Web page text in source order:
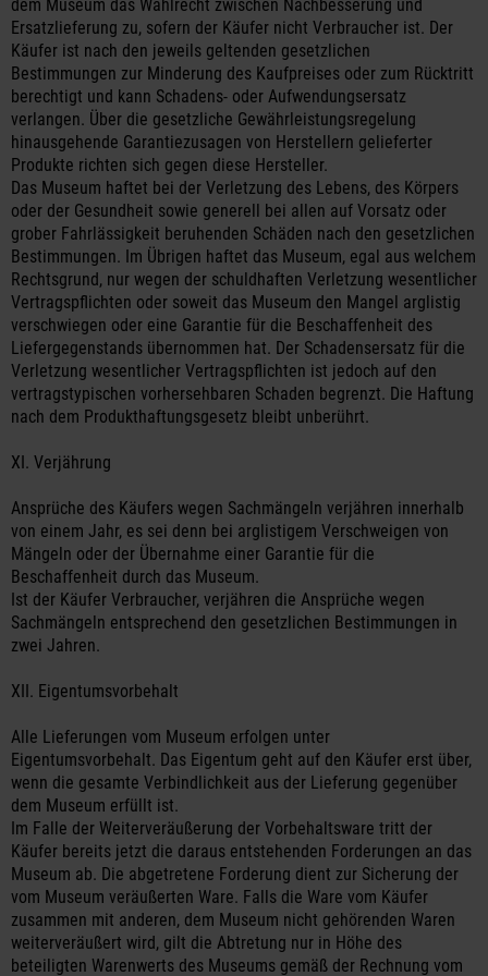
dem Museum das Wahlrecht zwischen Nachbesserung und
Ersatzlieferung zu, sofern der Käufer nicht Verbraucher ist. Der
Käufer ist nach den jeweils geltenden gesetzlichen
Bestimmungen zur Minderung des Kaufpreises oder zum Rücktritt
berechtigt und kann Schadens- oder Aufwendungsersatz
verlangen. Über die gesetzliche Gewährleistungsregelung
hinausgehende Garantiezusagen von Herstellern gelieferter
Produkte richten sich gegen diese Hersteller.
Das Museum haftet bei der Verletzung des Lebens, des Körpers
oder der Gesundheit sowie generell bei allen auf Vorsatz oder
grober Fahrlässigkeit beruhenden Schäden nach den gesetzlichen
Bestimmungen. Im Übrigen haftet das Museum, egal aus welchem
Rechtsgrund, nur wegen der schuldhaften Verletzung wesentlicher
Vertragspflichten oder soweit das Museum den Mangel arglistig
verschwiegen oder eine Garantie für die Beschaffenheit des
Liefergegenstands übernommen hat. Der Schadensersatz für die
Verletzung wesentlicher Vertragspflichten ist jedoch auf den
vertragstypischen vorhersehbaren Schaden begrenzt. Die Haftung
nach dem Produkthaftungsgesetz bleibt unberührt.
XI. Verjährung
Ansprüche des Käufers wegen Sachmängeln verjähren innerhalb
von einem Jahr, es sei denn bei arglistigem Verschweigen von
Mängeln oder der Übernahme einer Garantie für die
Beschaffenheit durch das Museum.
Ist der Käufer Verbraucher, verjähren die Ansprüche wegen
Sachmängeln entsprechend den gesetzlichen Bestimmungen in
zwei Jahren.
XII. Eigentumsvorbehalt
Alle Lieferungen vom Museum erfolgen unter
Eigentumsvorbehalt. Das Eigentum geht auf den Käufer erst über,
wenn die gesamte Verbindlichkeit aus der Lieferung gegenüber
dem Museum erfüllt ist.
Im Falle der Weiterveräußerung der Vorbehaltsware tritt der
Käufer bereits jetzt die daraus entstehenden Forderungen an das
Museum ab. Die abgetretene Forderung dient zur Sicherung der
vom Museum veräußerten Ware. Falls die Ware vom Käufer
zusammen mit anderen, dem Museum nicht gehörenden Waren
weiterveräußert wird, gilt die Abtretung nur in Höhe des
beteiligten Warenwerts des Museums gemäß der Rechnung vom